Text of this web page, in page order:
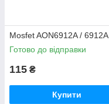
Mosfet AON6912A / 6912A
Готово до відправки
115 ₴
Купити